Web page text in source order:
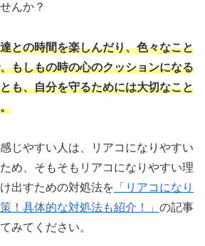
んか？
との時間を楽しんだり、色々なこと
もしもの時の心のクッションになる
も、自分を守るためには大切なこと
じやすい人は、リアコになりやすい
め、そもそもリアコになりやすい理
出すための対処法を 「リアコになり
！具体的な対処法も紹介！」 の記事
みてください。